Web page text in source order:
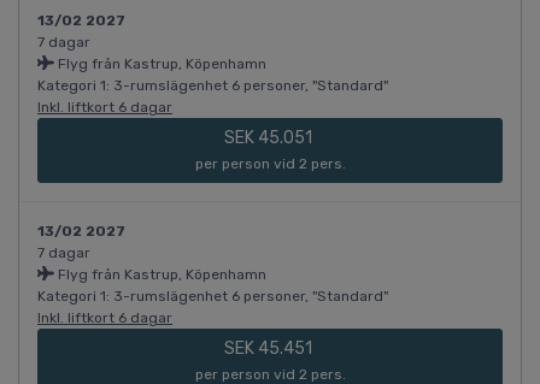
13/02 2027
7 dagar
Flyg från Kastrup, Köpenhamn
Kategori 1: 3-rumslägenhet 6 personer, "Standard"
Inkl. liftkort 6 dagar
SEK 45.051
per person vid 2 pers.
13/02 2027
7 dagar
Flyg från Kastrup, Köpenhamn
Kategori 1: 3-rumslägenhet 6 personer, "Standard"
Inkl. liftkort 6 dagar
SEK 45.451
per person vid 2 pers.